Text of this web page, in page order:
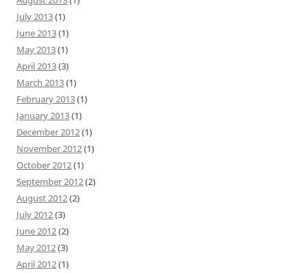
July 2013(1)
June 2013(1)
May 2013(1)
April 2013(3)
March 2013(1)
February 2013(1)
January 2013(1)
December 2012(1)
November 2012(1)
October 2012(1)
September 2012(2)
August 2012(2)
July 2012(3)
June 2012(2)
May 2012(3)
April 2012(1)